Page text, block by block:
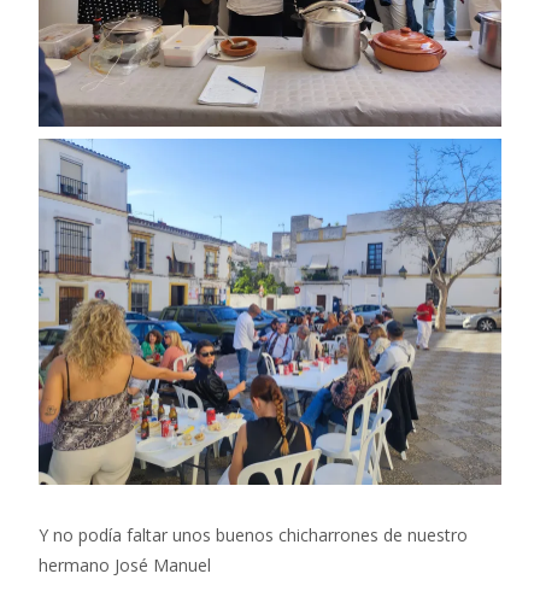
Y no podía faltar unos buenos chicharrones de nuestro
hermano José Manuel